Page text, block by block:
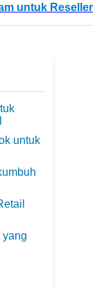
untuk Reseller
untuk
yang